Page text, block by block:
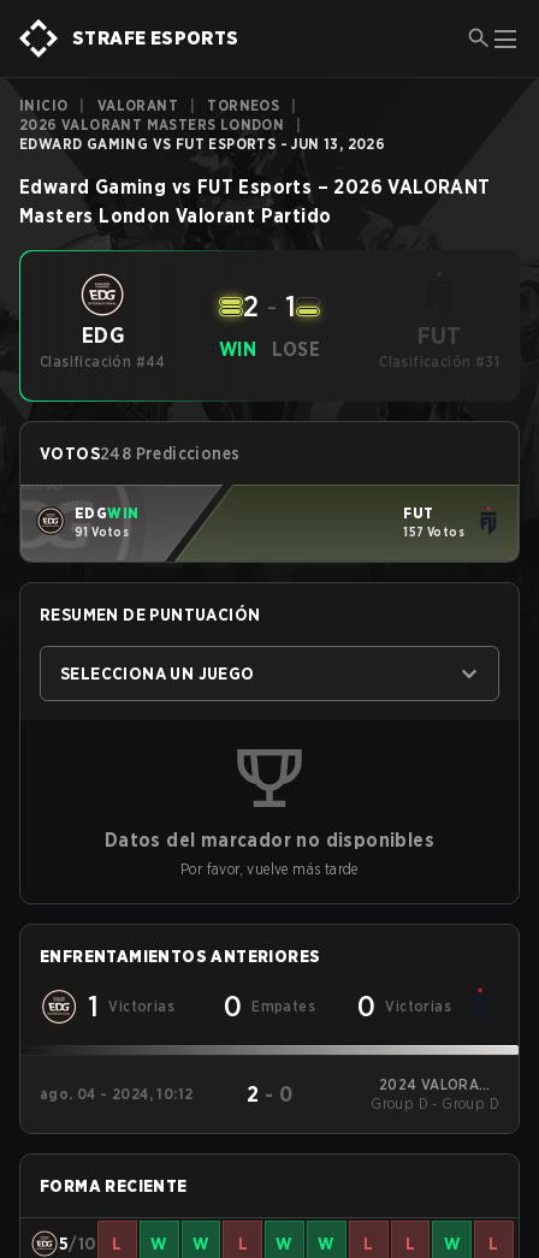
STRAFE ESPORTS
INICIO VALORANT TORNEOS
2026 VALORANT MASTERS LONDON
EDWARD GAMING VS FUT ESPORTS - JUN 13, 2026
Edward Gaming vs FUT Esports – 2026 VALORANT
Masters London Valorant Partido
EDG
Clasificación #44
WIN
2 - 1
LOSE FUT
Clasificación #31
VOTOS248 Predicciones
EDGWIN
91 Votos
FUT
157 Votos
RESUMEN DE PUNTUACIÓN
SELECCIONA UN JUEGO
Datos del marcador no disponibles
Por favor, vuelve más tarde
ENFRENTAMIENTOS ANTERIORES
1 Victorias 0 Empates 0 Victorias
ago. 04 - 2024, 10:12 2 - 0
2024 VALORANT
Champions
Group D - Group D
FORMA RECIENTE
5/10 L W W L W W L L W L